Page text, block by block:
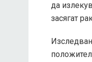
да
засягат